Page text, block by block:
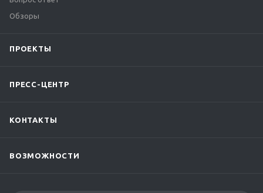
Обзоры
ПРОЕКТЫ
ПРЕСС-ЦЕНТР
КОНТАКТЫ
ВОЗМОЖНОСТИ